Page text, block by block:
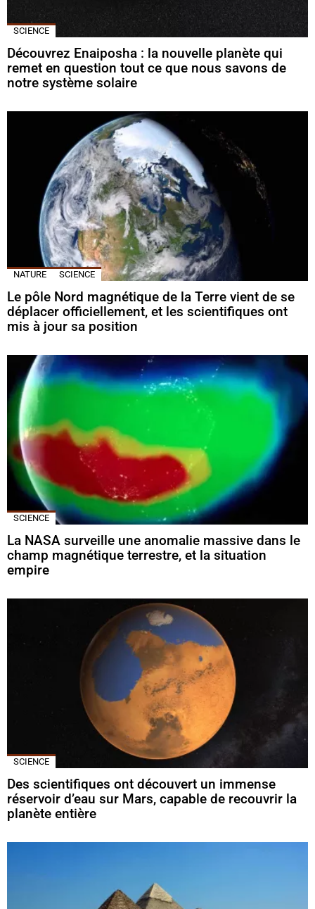
SCIENCE
Découvrez Enaiposha : la nouvelle planète qui
remet en question tout ce que nous savons de
notre système solaire
NATURE SCIENCE
Le pôle Nord magnétique de la Terre vient de se
déplacer officiellement, et les scientifiques ont
mis à jour sa position
SCIENCE
La NASA surveille une anomalie massive dans le
champ magnétique terrestre, et la situation
empire
SCIENCE
Des scientifiques ont découvert un immense
réservoir d’eau sur Mars, capable de recouvrir la
planète entière